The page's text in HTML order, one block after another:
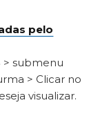
pelo
> submenu
> Clicar no
visualizar.